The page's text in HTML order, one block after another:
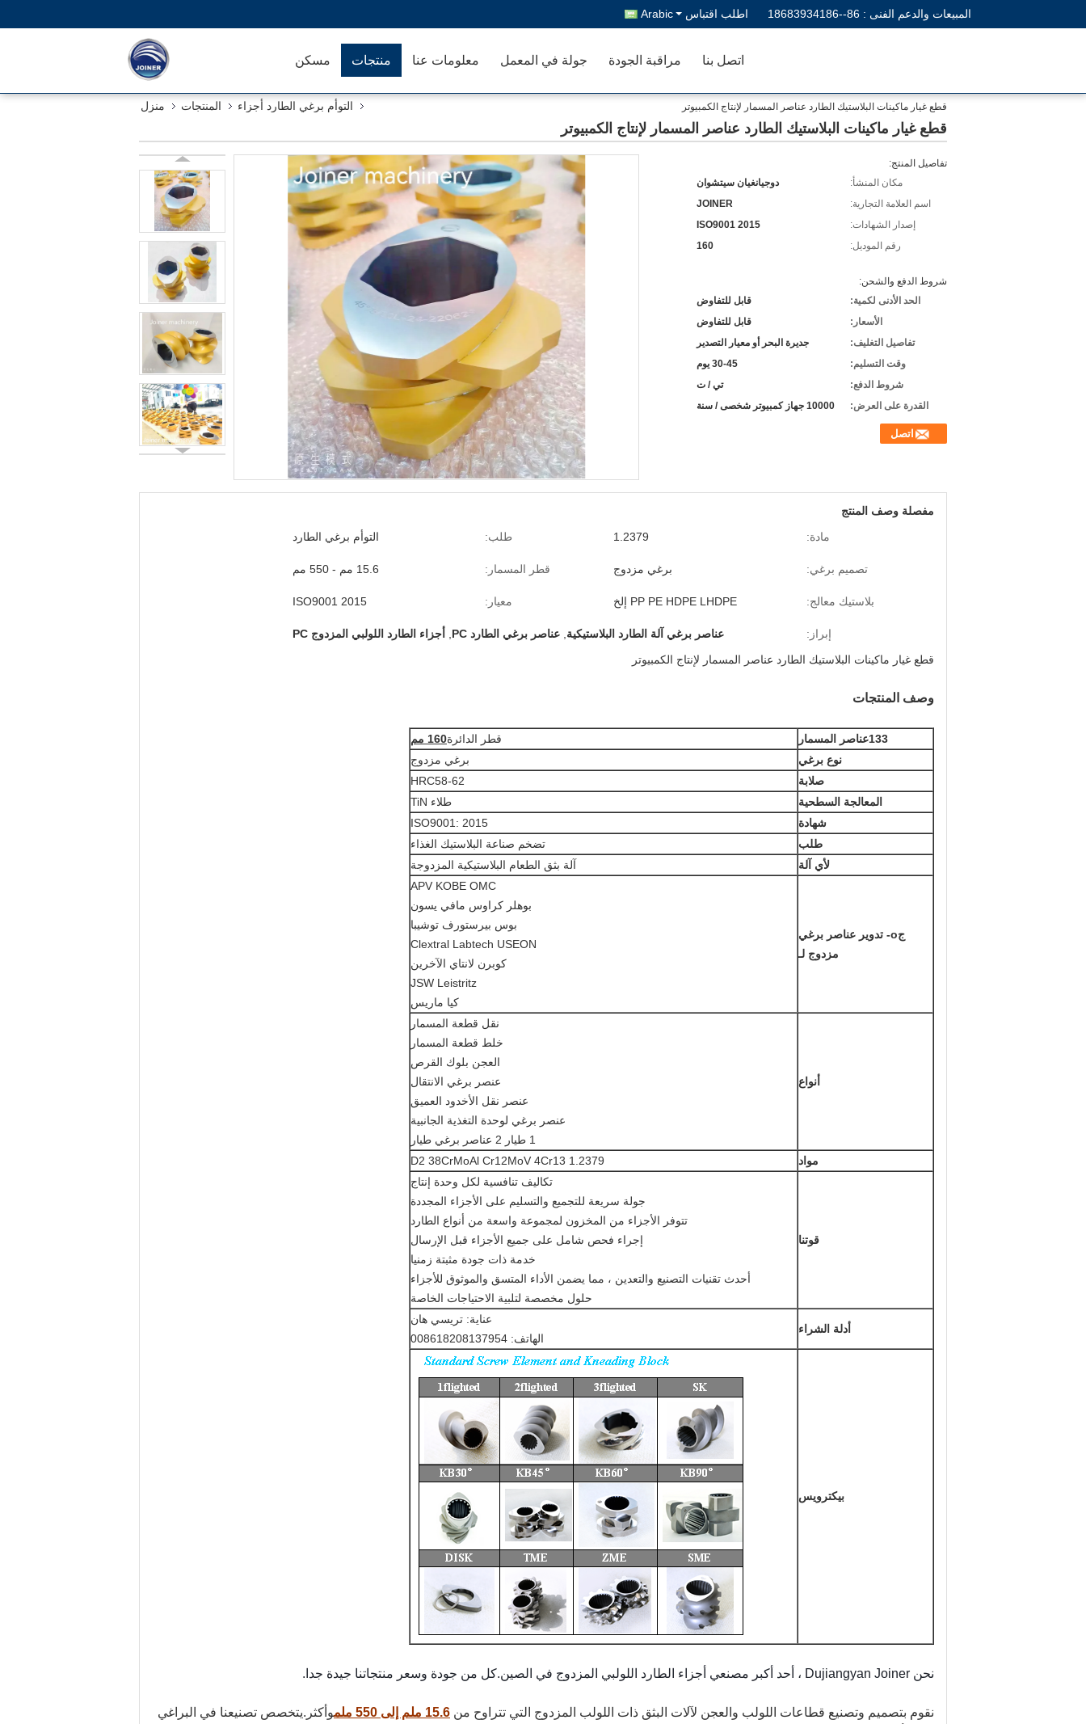
المبيعات والدعم الفنى : 86--18683934186 اطلب اقتباس Arabic
مسكن منتجات معلومات عنا جولة في المعمل مراقبة الجودة اتصل بنا
منزل المنتجات التوأم برغي الطارد أجزاء قطع غيار ماكينات البلاستيك الطارد عناصر المسمار لإنتاج الكمبيوتر
قطع غيار ماكينات البلاستيك الطارد عناصر المسمار لإنتاج الكمبيوتر
تفاصيل المنتج:
مكان المنشأ:
دوجيانغيان سيتشوان
اسم العلامة التجارية:
JOINER
إصدار الشهادات:
ISO9001 2015
رقم الموديل:
160
شروط الدفع والشحن:
الحد الأدنى لكمية:
قابل للتفاوض
الأسعار:
قابل للتفاوض
تفاصيل التغليف:
جديرة البحر أو معيار التصدير
وقت التسليم:
30-45 يوم
شروط الدفع:
تي / ت
القدرة على العرض:
10000 جهاز كمبيوتر شخصى / سنة
اتصل
مفصلة وصف المنتج
مادة:
1.2379 طلب: التوأم برغي الطارد
تصميم برغي: برغي مزدوج قطر المسمار: 15.6 مم - 550 مم
بلاستيك معالج: PP PE HDPE LHDPE إلخ معيار: ISO9001 2015
إبراز: عناصر برغي آلة الطارد البلاستيكية عناصر برغي الطارد PC
أجزاء الطارد اللولبي المزدوج PC
قطع غيار ماكينات البلاستيك الطارد عناصر المسمار لإنتاج الكمبيوتر
وصف المنتجات
133عناصر المسمار قطر الدائرة160 م
م
نوع برغي
برغي مزدوج
صلابة
HRC58-62
المعالجة السطحية
طلاء TiN
شهادة
ISO9001: 2015
طلب
تضخم صناعة البلاستيك الغذاء
لأي آلة
آلة بثق الطعام البلاستيكية المزدوجة
ج
o- تدوير عناصر برغي
مزدوج لـ
APV KOBE OMC
بوهلر كراوس مافي يسون
بوس بيرستورف توشيبا
Clextral Labtech USEON
كوبرن لانتاي الآخرين
JSW Leistritz
كيا ماريس
أنواع
نقل قطعة المسمار
خلط قطعة المسمار
العجن بلوك القرص
عنصر برغي الانتقال
عنصر نقل الأخدود العميق
عنصر برغي لوحدة التغذية الجانبية
1 طيار 2 عناصر برغي طيار
مواد
D2 38CrMoAl Cr12MoV 4Cr13 1.2379
قوتنا
تكاليف تنافسية لكل وحدة إنتاج
جولة سريعة للتجميع والتسليم على الأجزاء المجددة
تتوفر الأجزاء من المخزون لمجموعة واسعة من أنواع الطارد
إجراء فحص شامل على جميع الأجزاء قبل الإرسال
خدمة ذات جودة مثبتة زمنيا
أحدث تقنيات التصنيع والتعدين ، مما يضمن الأداء المتسق والموثوق للأجزاء
حلول مخصصة لتلبية الاحتياجات الخاصة
أدلة الشراء
عناية: تريسي هان
الهاتف: 008618208137954
بيكترويس
نحن Dujiangyan Joiner ، أحد أكبر مصنعي أجزاء الطارد اللولبي المزدوج في الصين.كل من جودة وسعر منتجاتنا جيدة جدا.
نقوم بتصميم وتصنيع قطاعات اللولب والعجن لآلات البثق ذات اللولب المزدوج التي تتراوح من 15.6 ملم إلى 550 ملم
وأكثر.يتخصص تصنيعنا في البراغي